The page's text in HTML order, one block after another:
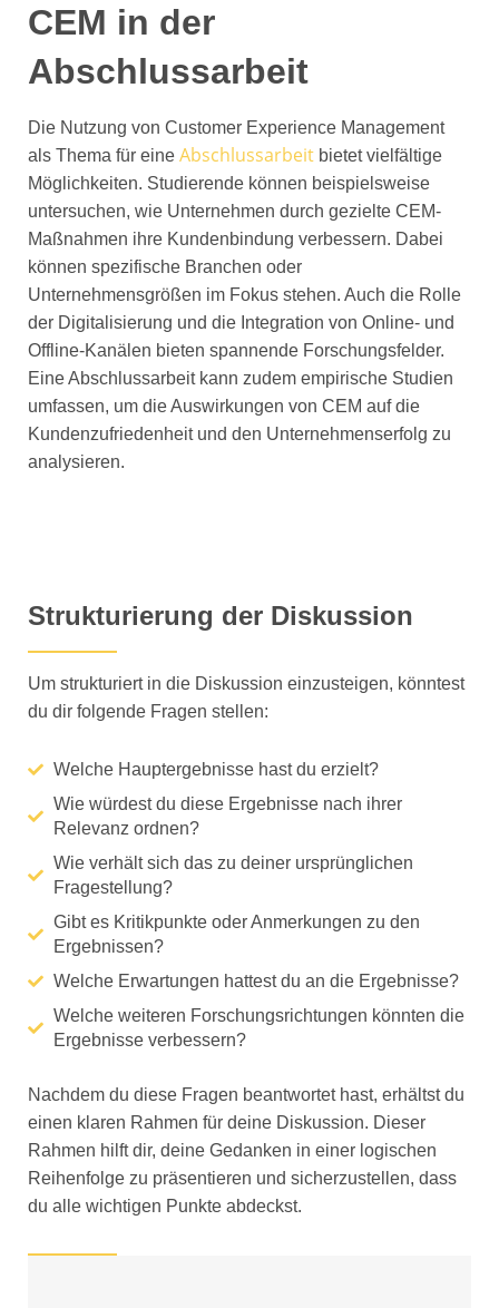
CEM in der
Abschlussarbeit
Die Nutzung von Customer Experience Management
als Thema für eine Abschlussarbeit bietet vielfältige
Möglichkeiten. Studierende können beispielsweise
untersuchen, wie Unternehmen durch gezielte CEM-
Maßnahmen ihre Kundenbindung verbessern. Dabei
können spezifische Branchen oder
Unternehmensgrößen im Fokus stehen. Auch die Rolle
der Digitalisierung und die Integration von Online- und
Offline-Kanälen bieten spannende Forschungsfelder.
Eine Abschlussarbeit kann zudem empirische Studien
umfassen, um die Auswirkungen von CEM auf die
Kundenzufriedenheit und den Unternehmenserfolg zu
analysieren.
Strukturierung der Diskussion
Um strukturiert in die Diskussion einzusteigen, könntest
du dir folgende Fragen stellen:
Welche Hauptergebnisse hast du erzielt?
Wie würdest du diese Ergebnisse nach ihrer
Relevanz ordnen?
Wie verhält sich das zu deiner ursprünglichen
Fragestellung?
Gibt es Kritikpunkte oder Anmerkungen zu den
Ergebnissen?
Welche Erwartungen hattest du an die Ergebnisse?
Welche weiteren Forschungsrichtungen könnten die
Ergebnisse verbessern?
Nachdem du diese Fragen beantwortet hast, erhältst du
einen klaren Rahmen für deine Diskussion. Dieser
Rahmen hilft dir, deine Gedanken in einer logischen
Reihenfolge zu präsentieren und sicherzustellen, dass
du alle wichtigen Punkte abdeckst.